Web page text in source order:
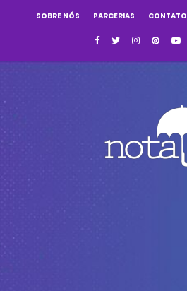
SOBRE NÓS PARCERIAS CONTATO